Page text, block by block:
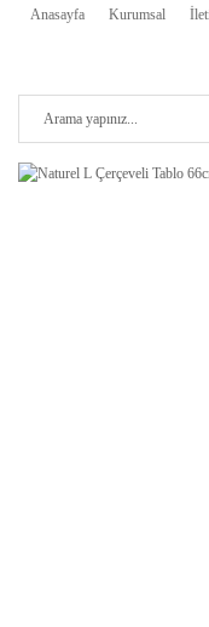
Anasayfa Kurumsal